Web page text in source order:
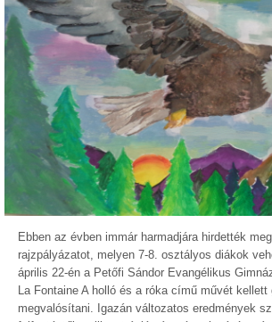
Ebben az évben immár harmadjára hirdették
rajzpályázatot, melyen 7-8. osztályos diákok
április 22-én a Petőfi Sándor Evangélikus
La Fontaine A holló és a róka című művét kellett
megvalósítani. Igazán változatos eredmények